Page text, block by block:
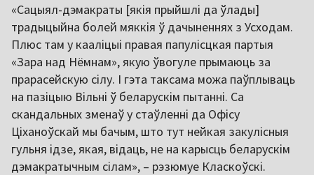
«Сацыял-дэмакраты [якія прыйшлі да ўлады]
традыцыйна болей мяккія ў дачыненнях з Усходам.
Плюс там у кааліцыі правая папулісцкая партыя
«Зара над Нёмнам», якую ўвогуле прымаюць за
прарасейскую сілу. І гэта таксама можа паўплываць
на пазіцыю Вільні ў беларускім пытанні. Са
скандальных зменаў у стаўленні да Офісу
Ціханоўскай мы бачым, што тут нейкая закулісныя
гульня ідзе, якая, відаць, не на карысць беларускім
дэмакратычным сілам», – рэзюмуе Класкоўскі.